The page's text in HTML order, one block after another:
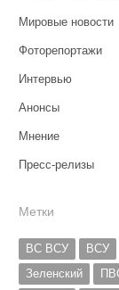
Мировые новости
Фоторепортажи
Интервью
Анонсы
Мнение
Пресс-релизы
Метки
ВС ВСУ ВСУ
Зеленский